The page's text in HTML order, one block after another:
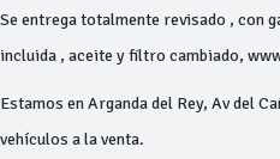
Se entrega totalmente revisado , con
incluida , aceite y filtro cambiado,
Estamos en Arganda del Rey, Av del
vehículos a la venta.